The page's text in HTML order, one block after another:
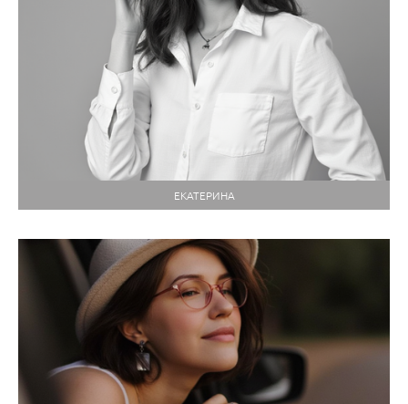
ЕКАТЕРИНА